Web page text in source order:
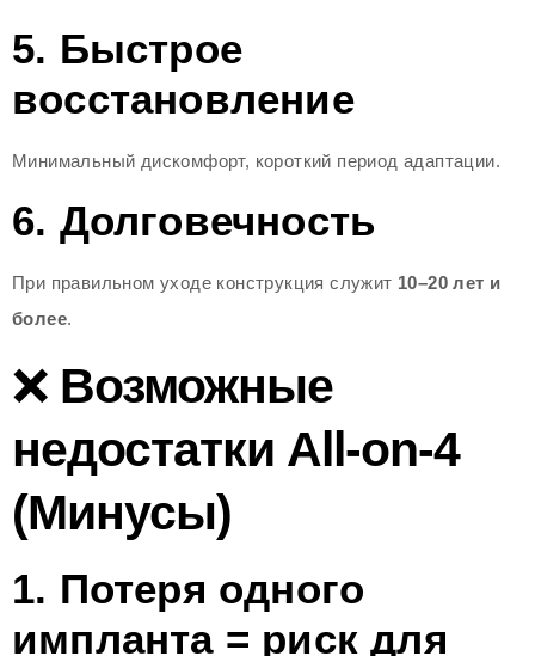
5. Быстрое
восстановление
Минимальный дискомфорт, короткий период адаптации.
6. Долговечность
При правильном уходе конструкция служит 10–20 лет и
более.
❌ Возможные
недостатки All-on-4
(Минусы)
1. Потеря одного
импланта = риск для